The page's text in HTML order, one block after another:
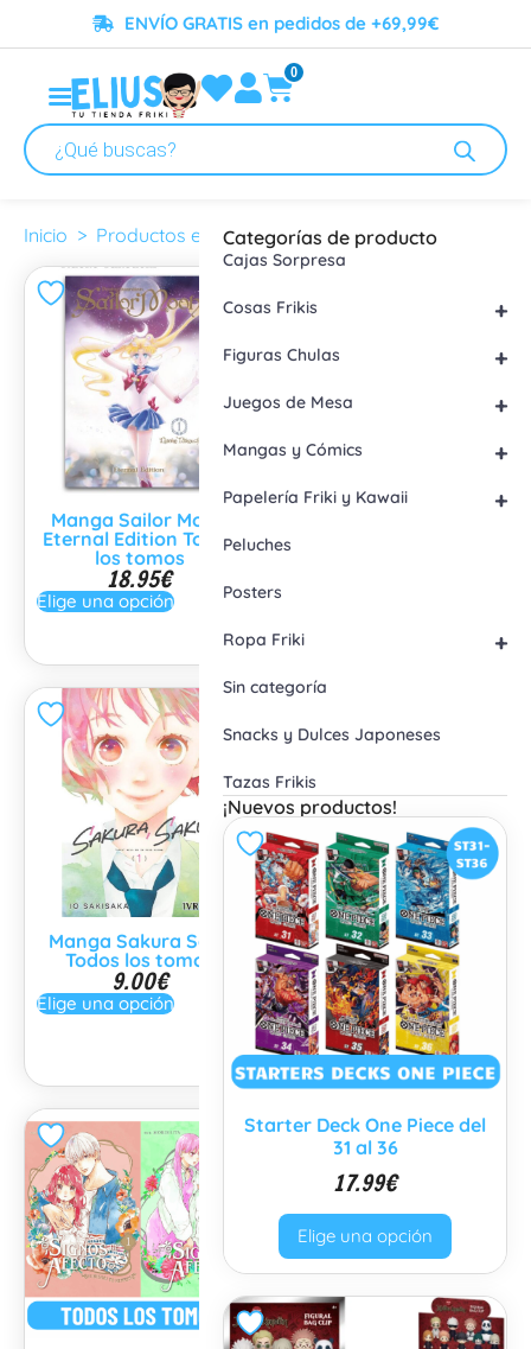
ENVÍO GRATIS en pedidos de +69,99€
0
Inicio > Productos etiquetados “shojo”
shojo
Manga Sailor Moon
Eternal Edition Todos
los tomos
18.95€
Elige una opción
Manga Sakura Saku
Todos los tomos
9.00€
Elige una opción
Manga Wotakoi Qué
difícil es el amor para
un otaku
9.95€
Elige una opción
Categorías de producto
Cajas Sorpresa
+
Cosas Frikis
+
Figuras Chulas
+
Juegos de Mesa
+
Mangas y Cómics
+
Papelería Friki y Kawaii
Peluches
Posters
+
Ropa Friki
Sin categoría
Snacks y Dulces Japoneses
Tazas Frikis
¡Nuevos productos!
Starter Deck One Piece del
31 al 36
17.99€
Elige una opción